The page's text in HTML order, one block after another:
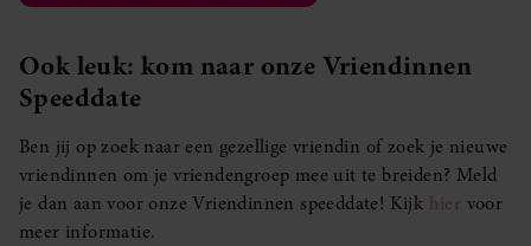
Ook leuk: kom naar onze Vriendinnen
Speeddate
Ben jij op zoek naar een gezellige vriendin of zoek je nieuwe
vriendinnen om je vriendengroep mee uit te breiden? Meld
je dan aan voor onze Vriendinnen speeddate! Kijk hier voor
meer informatie.